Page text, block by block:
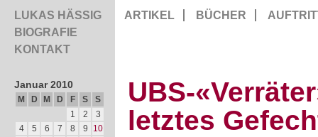
LUKAS HÄSSIG
BIOGRAFIE
KONTAKT
ARTIKEL BÜCHER
Januar 2010
M D M D F S
S
1
2
3
4
5 6 7 8 9
10
UBS-
letztes